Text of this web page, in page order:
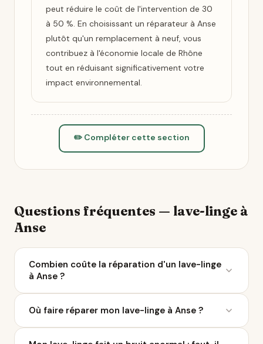
peut réduire le coût de l'intervention de 30
à 50 %. En choisissant un réparateur à Anse
plutôt qu'un remplacement à neuf, vous
contribuez à l'économie locale de Rhône
tout en réduisant significativement votre
impact environnemental.
✏️ Compléter cette section
Questions fréquentes — lave-linge à
Anse
Combien coûte la réparation d'un lave-linge
à Anse ?
entre 50 et 200 € selon la panne. À Anse, 20
réparateurs sont référencés sur Ça Repart. Avec le
Bonus Réparation, vous économisez jusqu'à 0 €
Où faire réparer mon lave-linge à Anse ?